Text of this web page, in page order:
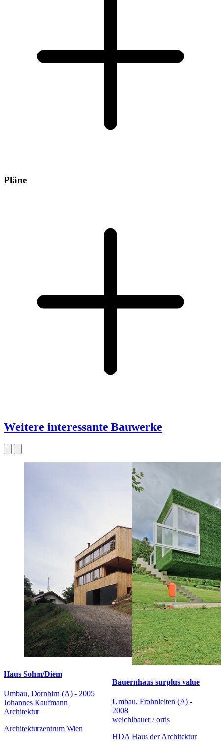
Pläne
Weitere interessante Bauwerke
Haus Sohm/Diem
Umbau, Dornbirn (A) - 2005
Johannes Kaufmann
Architektur
Architekturzentrum Wien
Bauernhaus surplus value
Umbau, Frohnleiten (A) -
2008
weichlbauer / ortis
HDA Haus der Architektur